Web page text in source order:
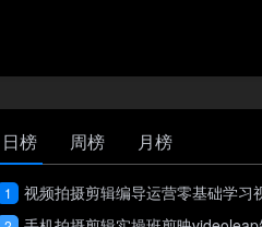
日榜 周榜 月榜
1 视频拍摄剪辑编导运营零基础学习